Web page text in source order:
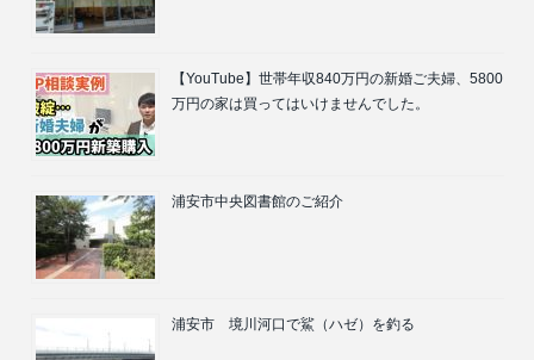
【YouTube】世帯年収840万円の新婚ご夫婦、5800
万円の家は買ってはいけませんでした。
浦安市中央図書館のご紹介
浦安市 境川河口で鯊（ハゼ）を釣る